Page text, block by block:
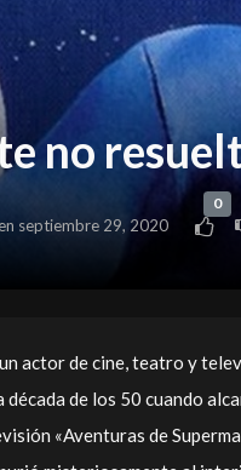
no
en septiembre 29, 2020
0
actor de cine, teatro y
de los 50 cuando
«Aventuras de